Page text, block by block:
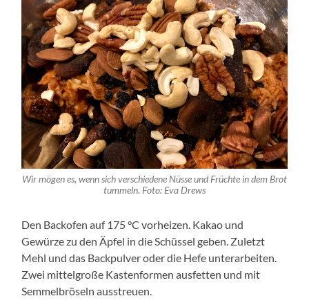
Wir mögen es, wenn sich verschiedene Nüsse und Früchte in dem Brot
tummeln. Foto: Eva Drews
Den Backofen auf 175 °C vorheizen. Kakao und
Gewürze zu den Äpfel in die Schüssel geben. Zuletzt
Mehl und das Backpulver oder die Hefe unterarbeiten.
Zwei mittelgroße Kastenformen ausfetten und mit
Semmelbröseln ausstreuen.